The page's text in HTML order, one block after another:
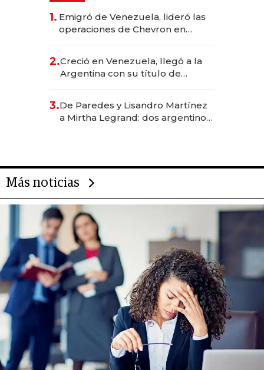
1. Emigró de Venezuela, lideró las
operaciones de Chevron en
2.Creció en Venezuela, llegó a la
Argentina con su título de
las marcas "fast premium"
3.De Paredes y Lisandro Martínez
a Mirtha Legrand: dos argentinos
Más noticias